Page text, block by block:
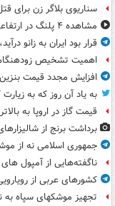
سناریوی بلاگر زن برای
مشاهده ۴ پلنگ در ارتفاعات میناب
قرار بود ایران به زانو
اهمیت تشخیص
افزایش مجدد قیمت بنزین
به یاد آن روز که به زیارت
قیمت گاز در اروپا به بالاترین
برداشت برنج از
جمهوری اسلامی نه از
ناگفته‌هایی از آمپول
کشورهای عربی از
تجهیز موشکهای سپاه